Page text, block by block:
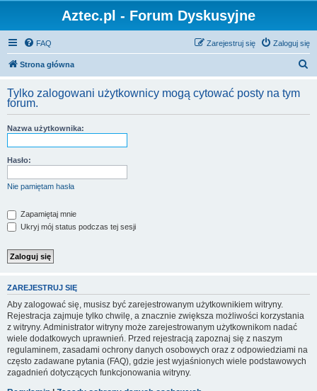
Aztec.pl - Forum Dyskusyjne
FAQ Zaloguj się
Zarejestruj się
Strona główna
k
Tylko zalogowani użytkownicy mogą cytować posty na tym
forum.
Nazwa użytkownika:
Hasło:
Nie pamiętam hasła
Zapamiętaj mnie
Ukryj mój status podczas tej sesji
ZAREJESTRUJ SIĘ
Aby zalogować się, musisz być zarejestrowanym użytkownikiem witryny.
Rejestracja zajmuje tylko chwilę, a znacznie zwiększa możliwości korzystania
z witryny. Administrator witryny może zarejestrowanym użytkownikom nadać
wiele dodatkowych uprawnień. Przed rejestracją zapoznaj się z naszym
regulaminem, zasadami ochrony danych osobowych oraz z odpowiedziami na
często zadawane pytania (FAQ), gdzie jest wyjaśnionych wiele podstawowych
zagadnień dotyczących funkcjonowania witryny.